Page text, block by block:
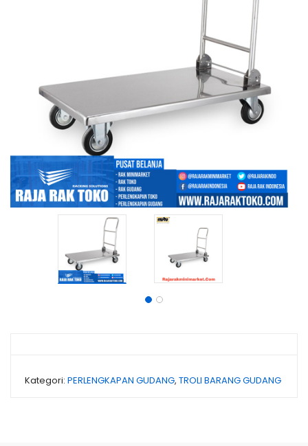
Kategori: PERLENGKAPAN GUDANG, TROLI BARANG GUDANG